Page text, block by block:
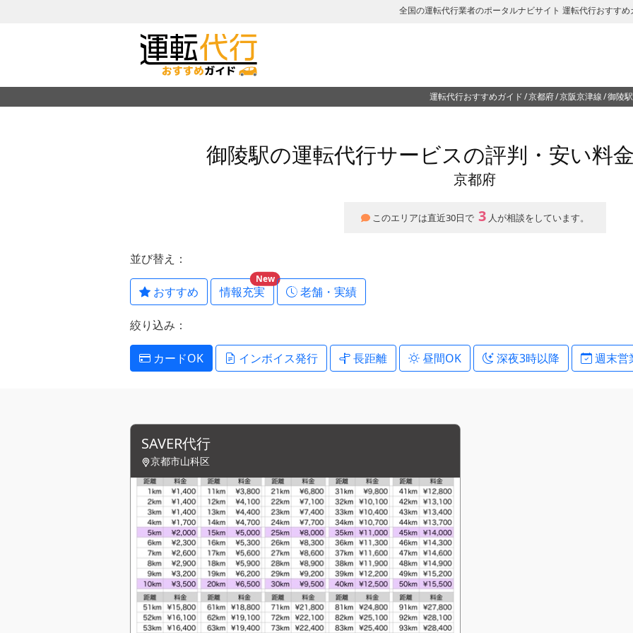
全国の運転代行業者のポータルナビサイト 運転代行おすす
運転代行おすすめガイド 京都府 京阪京津線 御陵
御陵駅の運転代行サービスの評判・安い料
京都府
このエリアは直近30日で 3 人が相談をしています。
並び替え：
おすすめ 情報充実
New
老舗・実績
絞り込み：
カードOK インボイス発行 長距離 昼間OK 深夜3時以降 週末営
SAVER代行
京都市山科区